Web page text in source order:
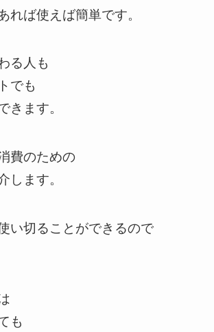
れば使えば簡単です。
る人も
でも
きます。
費のための
します。
い切ることができるので
も